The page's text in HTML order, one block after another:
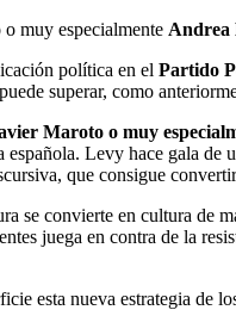
muy especialmente Andrea
política en el Partido
superar, como
Maroto o muy
Levy hace gala de
que consigue
se convierte en cultura de
juega en contra de la
esta nueva estrategia de